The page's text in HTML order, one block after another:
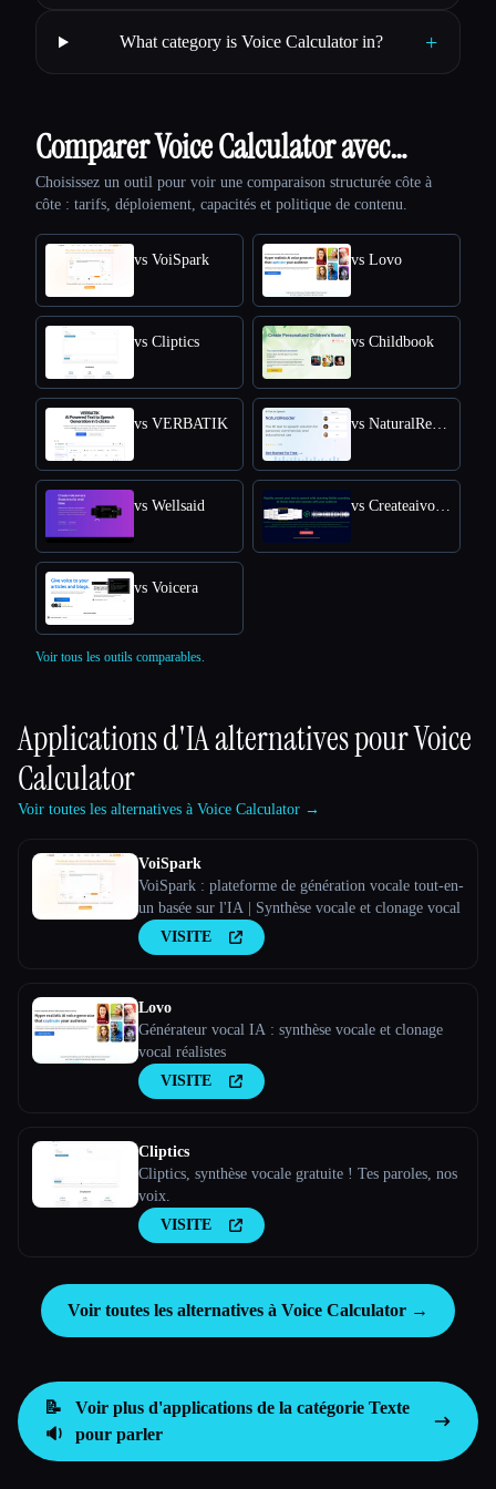
What category is Voice Calculator in? +
Comparer Voice Calculator avec…
Choisissez un outil pour voir une comparaison structurée côte à
côte : tarifs, déploiement, capacités et politique de contenu.
vs VoiSpark vs Lovo
vs Cliptics vs Childbook
vs VERBATIK vs NaturalReader
vs Wellsaid vs Createaivoiceovers
vs Voicera
Voir tous les outils comparables.
Applications d'IA alternatives pourVoice
Calculator
Voir toutes les alternatives à Voice Calculator →
VoiSpark
VoiSpark : plateforme de génération vocale tout-en-
un basée sur l'IA | Synthèse vocale et clonage vocal
VISITE
Lovo
Générateur vocal IA : synthèse vocale et clonage
vocal réalistes
VISITE
Cliptics
Cliptics, synthèse vocale gratuite ! Tes paroles, nos
voix.
VISITE
Voir toutes les alternatives à Voice Calculator →
📝
🔉
Voir plus d'applications de la catégorie Texte
pour parler